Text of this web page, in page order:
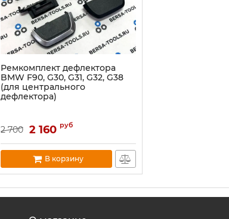
Ремкомплект дефлектора
BMW F90, G30, G31, G32, G38
(для центрального
дефлектора)
2 700 2 160 руб
В корзину